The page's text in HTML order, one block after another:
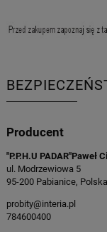
Producent
"P.P.H.U
ul. Modrzewiowa 5
95-200 Pabianice, Polska
probity@interia.pl
784600400